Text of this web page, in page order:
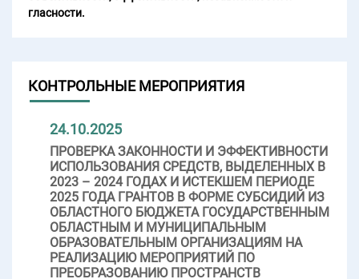
гласности.
КОНТРОЛЬНЫЕ МЕРОПРИЯТИЯ
24.10.2025
ПРОВЕРКА ЗАКОННОСТИ И ЭФФЕКТИВНОСТИ
ИСПОЛЬЗОВАНИЯ СРЕДСТВ, ВЫДЕЛЕННЫХ В
2023 – 2024 ГОДАХ И ИСТЕКШЕМ ПЕРИОДЕ
2025 ГОДА ГРАНТОВ В ФОРМЕ СУБСИДИЙ ИЗ
ОБЛАСТНОГО БЮДЖЕТА ГОСУДАРСТВЕННЫМ
ОБЛАСТНЫМ И МУНИЦИПАЛЬНЫМ
ОБРАЗОВАТЕЛЬНЫМ ОРГАНИЗАЦИЯМ НА
РЕАЛИЗАЦИЮ МЕРОПРИЯТИЙ ПО
ПРЕОБРАЗОВАНИЮ ПРОСТРАНСТВ